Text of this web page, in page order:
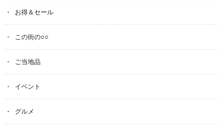
お得＆セール
この街の○○
ご当地品
イベント
グルメ